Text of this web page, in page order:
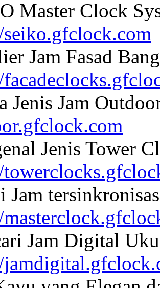
Master Clock
Jam Fasad
Jenis Jam
Jenis Tower
Jam
Jam Digital